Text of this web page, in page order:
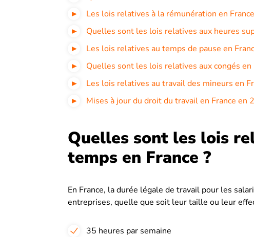
Les lois relatives à la rémunération en France
Quelles sont les lois relatives aux heures
Les lois relatives au temps de pause en
Quelles sont les lois relatives aux congés en
Les lois relatives au travail des mineurs en
Mises à jour du droit du travail en France en
Quelles sont les lois
temps en France ?
En France, la durée légale de travail pour les
entreprises, quelle que soit leur taille ou leur
35 heures par semaine